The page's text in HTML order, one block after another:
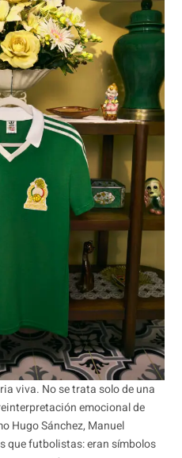
viva. No se trata solo de una
emocional de
Hugo Sánchez, Manuel
que futbolistas: eran símbolos